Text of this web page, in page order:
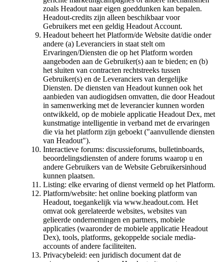
zoals Headout naar eigen goeddunken kan bepalen.
Headout-credits zijn alleen beschikbaar voor
Gebruikers met een geldig Headout Account.
Headout beheert het Platform/de Website dat/die onder
andere (a) Leveranciers in staat stelt om
Ervaringen/Diensten die op het Platform worden
aangeboden aan de Gebruiker(s) aan te bieden; en (b)
het sluiten van contracten rechtstreeks tussen
Gebruiker(s) en de Leveranciers van dergelijke
Diensten. De diensten van Headout kunnen ook het
aanbieden van audiogidsen omvatten, die door Headout
in samenwerking met de leverancier kunnen worden
ontwikkeld, op de mobiele applicatie Headout Dex, met
kunstmatige intelligentie in verband met de ervaringen
die via het platform zijn geboekt ("aanvullende diensten
van Headout").
Interactieve forums: discussieforums, bulletinboards,
beoordelingsdiensten of andere forums waarop u en
andere Gebruikers van de Website Gebruikersinhoud
kunnen plaatsen.
Listing: elke ervaring of dienst vermeld op het Platform.
Platform/website: het online boeking platform van
Headout, toegankelijk via www.headout.com. Het
omvat ook gerelateerde websites, websites van
gelieerde ondernemingen en partners, mobiele
applicaties (waaronder de mobiele applicatie Headout
Dex), tools, platforms, gekoppelde sociale media-
accounts of andere faciliteiten.
Privacybeleid: een juridisch document dat de